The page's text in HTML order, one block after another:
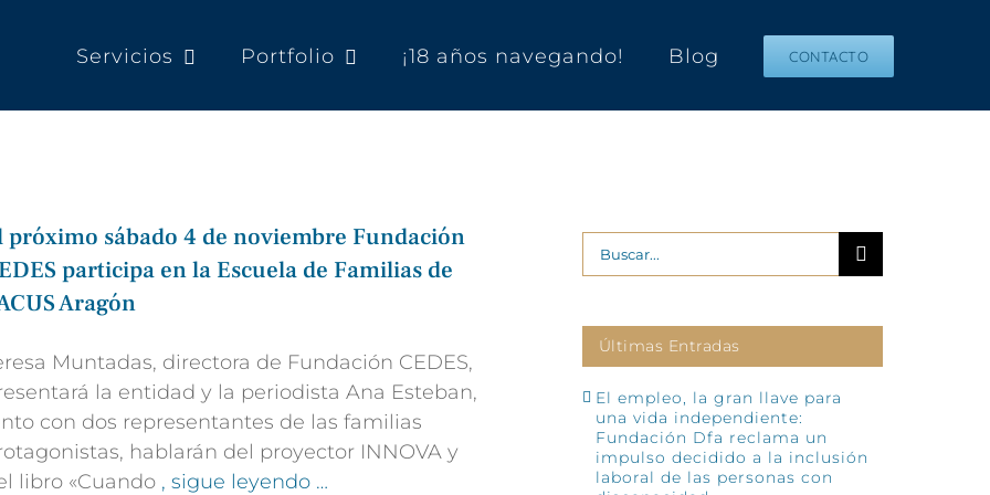
Servicios Portfolio ¡18 años navegando! Blog CONTACTO
próximo sábado 4 de noviembre Fundación
participa en la Escuela de Familias de
Aragón
Muntadas, directora de Fundación CEDES,
la entidad y la periodista Ana Esteban,
con dos representantes de las familias
hablarán del proyector INNOVA y
libro «Cuando , sigue leyendo …
Buscar:
Últimas Entradas
El empleo, la gran llave para
una vida independiente:
Fundación Dfa reclama un
impulso decidido a la inclusión
laboral de las personas con